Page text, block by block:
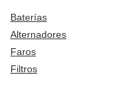
Baterías
Alternadores
Faros
Filtros